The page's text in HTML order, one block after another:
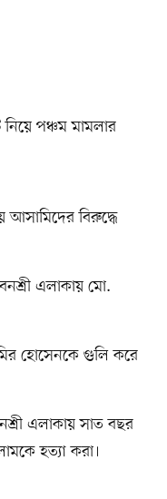
পঞ্চম মামলার
আসামিদের বিরুদ্ধে
এলাকায় মো.
হোসেনকে গুলি করে
এলাকায় সাত বছর
হত্যা করা।